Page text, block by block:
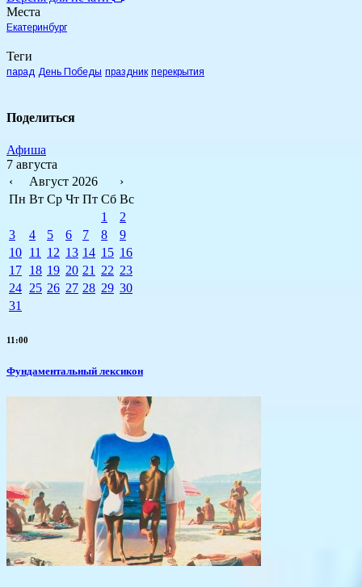
Места
Екатеринбург
Теги
парад День Победы праздник перекрытия
Поделиться
Афиша
7 августа
‹
Август 2026
›
Пн Вт Ср Чт Пт Сб Вс
1
2
3
4 5 6 7 8
9
10 11 12 13 14 15 16
17 18 19 20 21 22 23
24 25 26 27 28 29 30
31
11:00
Фундаментальный лексикон